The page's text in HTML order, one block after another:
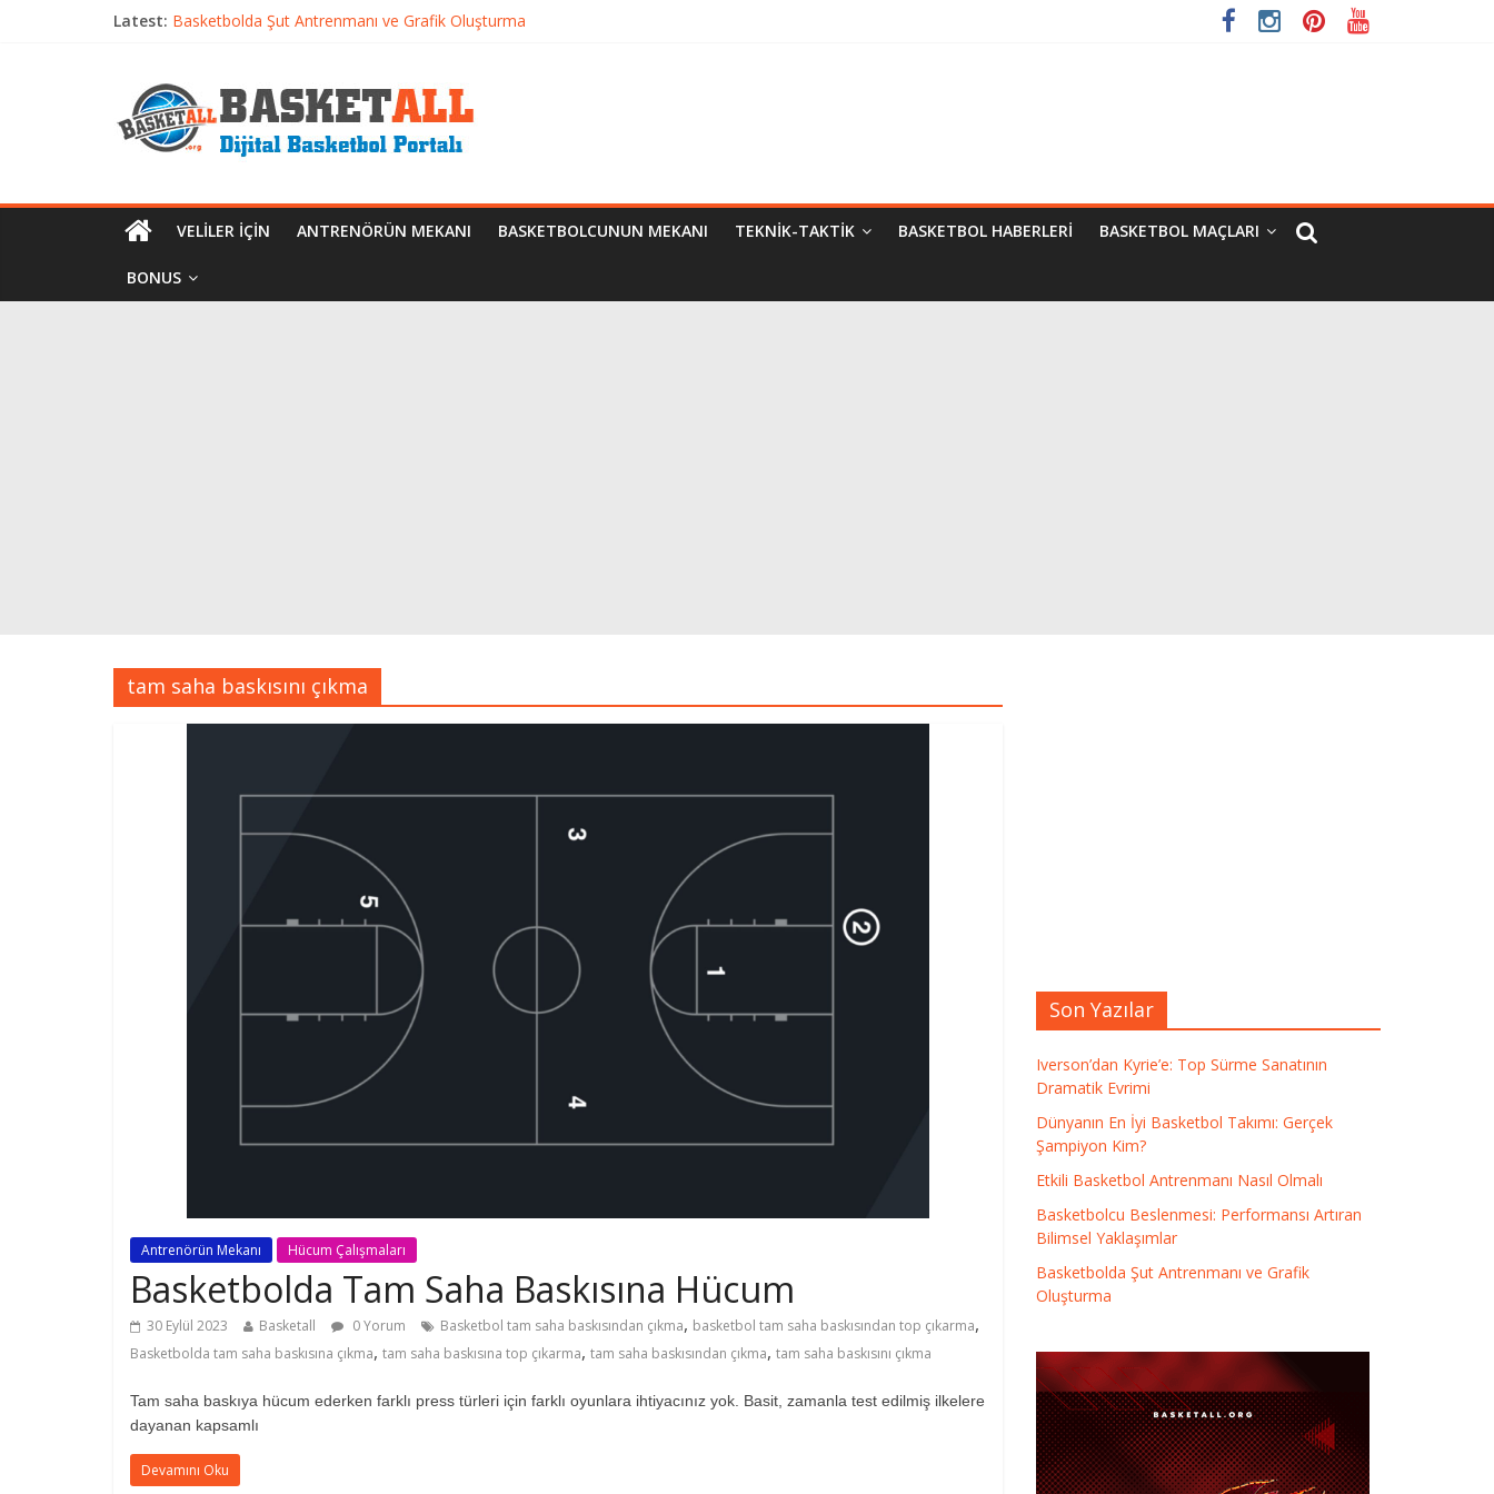
Latest: Basketbolda Şut Antrenmanı ve Grafik Oluşturma
Etkili Basketbol Antrenmanı Nasıl Olmalı
Basketbolcu Beslenmesi: Performansı Artıran Bilimsel Yaklaşımlar
VELILER İÇIN ANTRENÖRÜN MEKANI BASKETBOLCUNUN MEKANI TEKNIK-TAKTIK BASKETBOL HABERLERI BASKETBOL MAÇLARI
BONUS
tam saha baskısını çıkma
Antrenörün Mekanı Hücum Çalışmaları
Basketbolda Tam Saha Baskısına Hücum
30 Eylül 2023 Basketall 0 Yorum Basketbol tam saha baskısından çıkma, basketbol tam saha baskısından top çıkarma,
Basketbolda tam saha baskısına çıkma, tam saha baskısına top çıkarma, tam saha baskısından çıkma, tam saha baskısını çıkma
Tam saha baskıya hücum ederken farklı press türleri için farklı oyunlara ihtiyacınız yok. Basit, zamanla test edilmiş ilkelere
dayanan kapsamlı
Devamını Oku
Son Yazılar
Iverson’dan Kyrie’e: Top Sürme Sanatının
Dramatik Evrimi
Dünyanın En İyi Basketbol Takımı: Gerçek
Şampiyon Kim?
Etkili Basketbol Antrenmanı Nasıl Olmalı
Basketbolcu Beslenmesi: Performansı Artıran
Bilimsel Yaklaşımlar
Basketbolda Şut Antrenmanı ve Grafik
Oluşturma